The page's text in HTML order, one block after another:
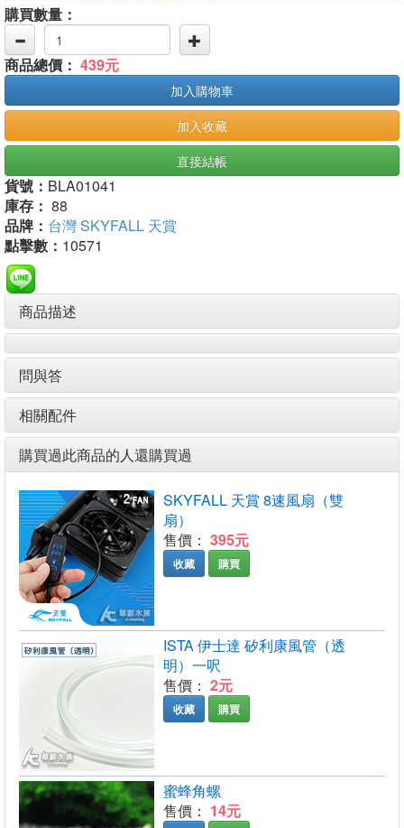
購買數量：
商品總價： 439元
加入購物車
加入收藏
直接結帳
貨號： BLA01041
庫存： 88
品牌： 台灣 SKYFALL 天賞
點擊數： 10571
商品描述
問與答
相關配件
購買過此商品的人還購買過
SKYFALL 天賞 8速風扇（雙
扇）
售價： 395元
收藏 購買
ISTA 伊士達 矽利康風管（透
明）一呎
售價： 2元
收藏 購買
蜜蜂角螺
售價： 14元